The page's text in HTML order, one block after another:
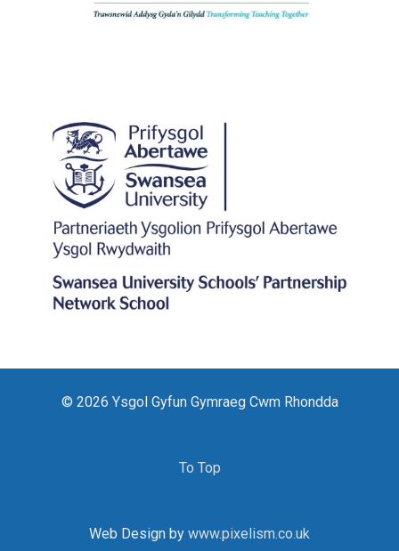
© 2026 Ysgol Gyfun Gymraeg Cwm Rhondda
To Top
Web Design by www.pixelism.co.uk